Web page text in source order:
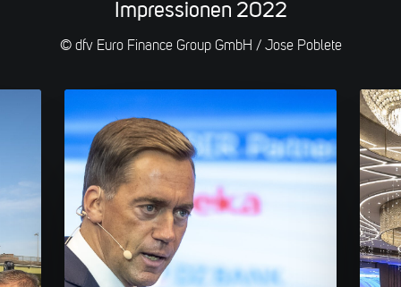
Impressionen 2022
© dfv Euro Finance Group GmbH / Jose Poblete